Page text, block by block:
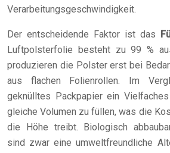
Verarbeitungsgeschwindigkeit.
Der entscheidende Faktor ist das
Luftpolsterfolie besteht zu 99 %
produzieren die Polster erst bei
aus flachen Folienrollen. Im
geknülltes Packpapier ein
gleiche Volumen zu füllen, was die
die Höhe treibt. Biologisch
sind zwar eine umweltfreundliche